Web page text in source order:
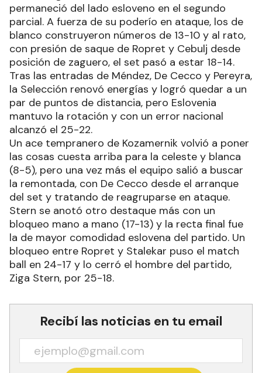
permaneció del lado esloveno en el segundo
parcial. A fuerza de su poderío en ataque, los de
blanco construyeron números de 13-10 y al rato,
con presión de saque de Ropret y Cebulj desde
posición de zaguero, el set pasó a estar 18-14.
Tras las entradas de Méndez, De Cecco y Pereyra,
la Selección renovó energías y logró quedar a un
par de puntos de distancia, pero Eslovenia
mantuvo la rotación y con un error nacional
alcanzó el 25-22.
Un ace tempranero de Kozamernik volvió a poner
las cosas cuesta arriba para la celeste y blanca
(8-5), pero una vez más el equipo salió a buscar
la remontada, con De Cecco desde el arranque
del set y tratando de reagruparse en ataque.
Stern se anotó otro destaque más con un
bloqueo mano a mano (17-13) y la recta final fue
la de mayor comodidad eslovena del partido. Un
bloqueo entre Ropret y Stalekar puso el match
ball en 24-17 y lo cerró el hombre del partido,
Ziga Stern, por 25-18.
Recibí las noticias en tu email